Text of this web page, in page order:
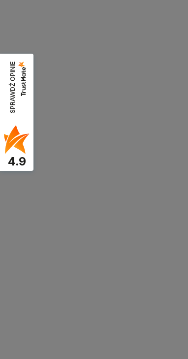
SPRAWDŹ OPINIE
4.9